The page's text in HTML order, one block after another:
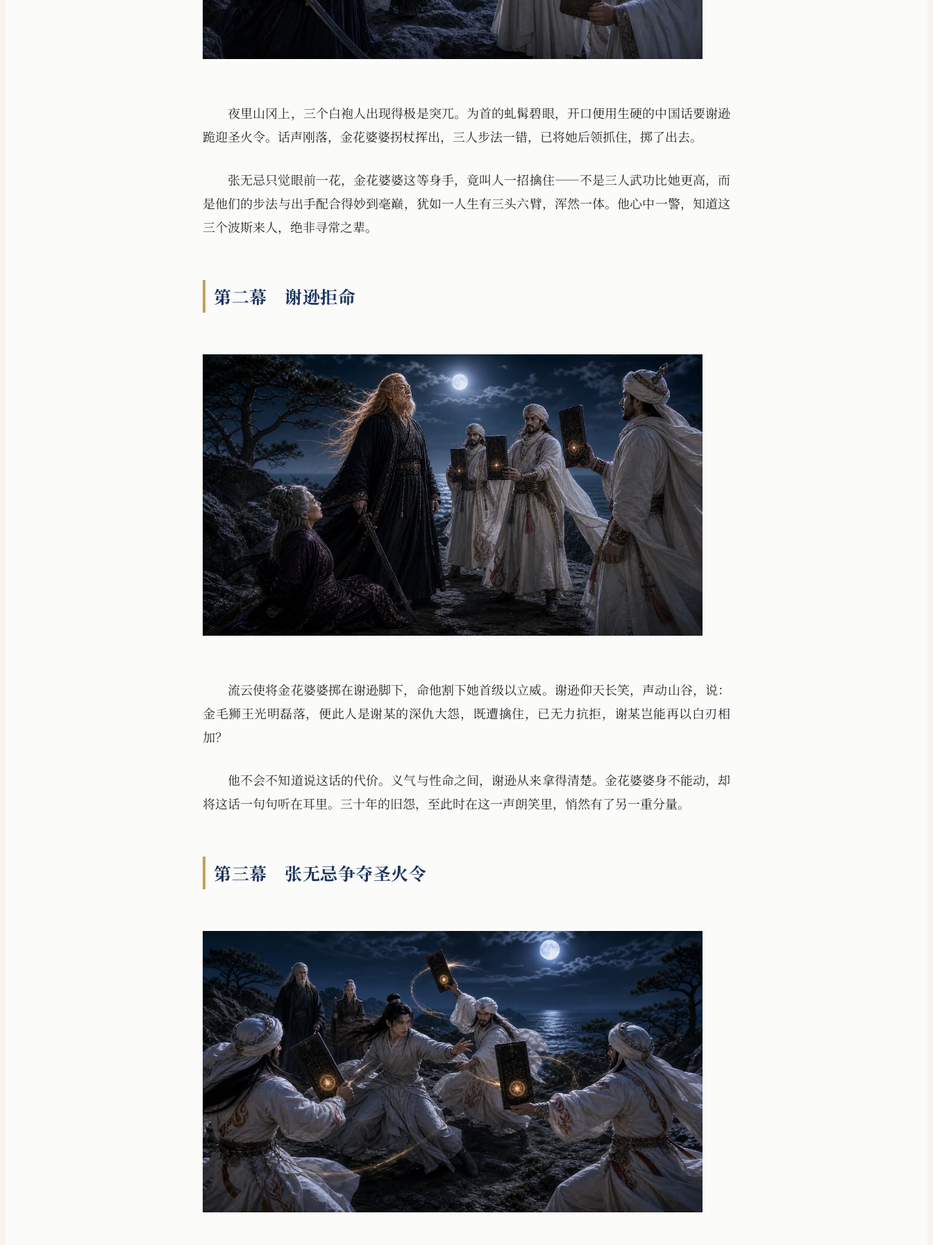
夜里山冈上，三个白袍人出现得极是突兀。为首的虬髯碧眼，开口便用生硬的中国话要谢逊
跪迎圣火令。话声刚落，金花婆婆拐杖挥出，三人步法一错，已将她后领抓住，掷了出去。
张无忌只觉眼前一花，金花婆婆这等身手，竟叫人一招擒住——不是三人武功比她更高，而
是他们的步法与出手配合得妙到毫巅，犹如一人生有三头六臂，浑然一体。他心中一警，知道这
三个波斯来人，绝非寻常之辈。
第二幕 谢逊拒命
流云使将金花婆婆掷在谢逊脚下，命他割下她首级以立威。谢逊仰天长笑，声动山谷，说：
金毛狮王光明磊落，便此人是谢某的深仇大怨，既遭擒住，已无力抗拒，谢某岂能再以白刃相
加？
他不会不知道说这话的代价。义气与性命之间，谢逊从来拿得清楚。金花婆婆身不能动，却
将这话一句句听在耳里。三十年的旧怨，至此时在这一声朗笑里，悄然有了另一重分量。
第三幕 张无忌争夺圣火令